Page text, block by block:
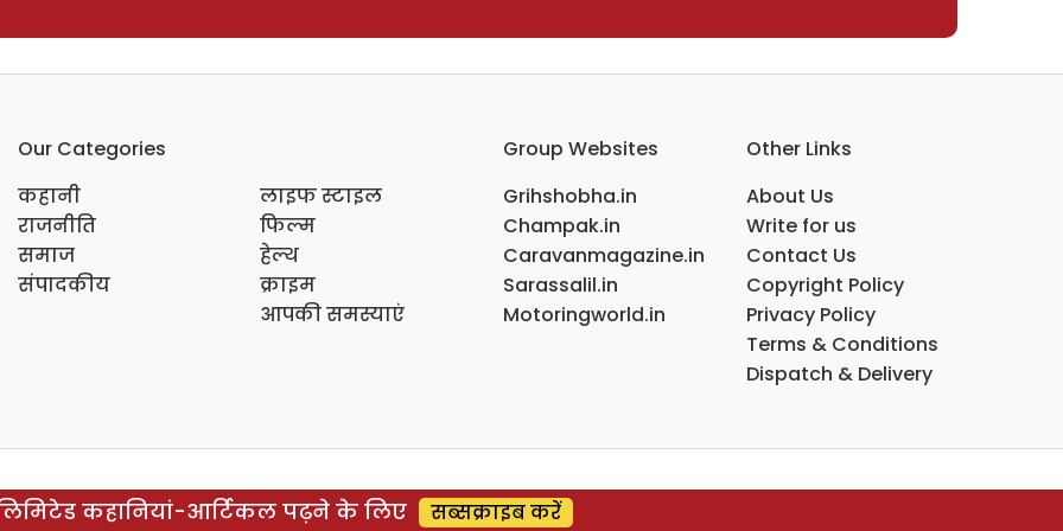
Our Categories
कहानी
राजनीति
समाज
संपादकीय
लाइफ स्टाइल
फिल्म
हेल्थ
क्राइम
आपकी समस्याएं
Group Websites
Grihshobha.in
Champak.in
Caravanmagazine.in
Sarassalil.in
Motoringworld.in
Other Links
About Us
Write for us
Contact Us
Copyright Policy
Privacy Policy
Terms & Conditions
Dispatch & Delivery
कहानियां-आर्टिकल पढ़ने के लिए सब्सक्राइब करें